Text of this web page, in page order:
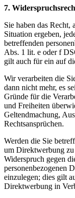
7.
Sie haben das Recht,
Situation ergeben,
betreffenden
Abs. 1 lit. e oder f
gilt auch für ein auf
Wir verarbeiten die
dann nicht mehr, es
Gründe für die
und Freiheiten
Geltendmachung,
Rechtsansprüchen.
Werden die Sie
um Direktwerbung zu
Widerspruch gegen
personenbezogenen
einzulegen; dies gilt
Direktwerbung in